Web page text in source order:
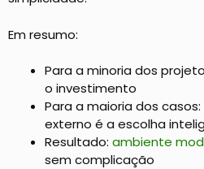
Em resumo:
Para a minoria dos
o investimento
Para a maioria dos casos:
externo é a escolha
Resultado: ambiente
sem complicação